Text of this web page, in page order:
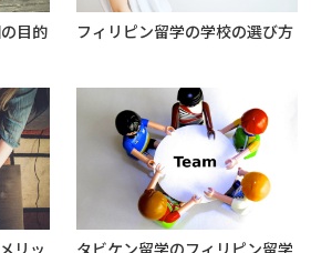
目的
フィリピン留学の学校の選び方